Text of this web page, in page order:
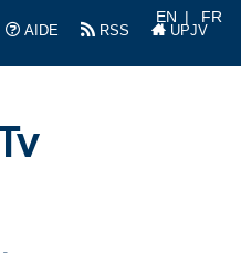
AIDE
RSS UPJV
EN FR